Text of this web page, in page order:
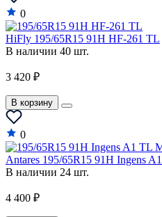
0
HiFly 195/65R15 91H HF-261 TL
В наличии 40 шт.
3 420 ₽
В корзину
0
Antares 195/65R15 91H Ingens
В наличии 24 шт.
4 400 ₽